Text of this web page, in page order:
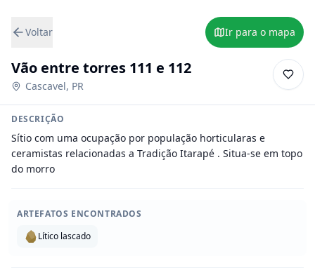
Voltar Ir para o mapa
Vão entre torres 111 e 112
Cascavel, PR
DESCRIÇÃO
Sítio com uma ocupação por população horticularas e
ceramistas relacionadas a Tradição Itarapé . Situa-se em topo
do morro
ARTEFATOS ENCONTRADOS
Lítico lascado